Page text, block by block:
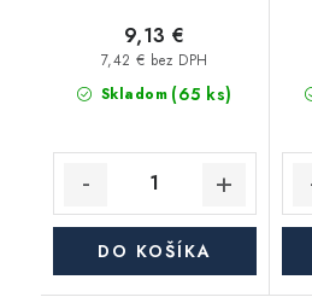
Skladom (65 ks)
7,42 € bez DPH
9,13 €
DO KOŠÍKA